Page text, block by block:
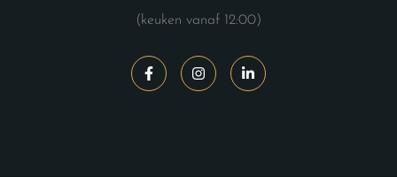
(keuken vanaf 12:00)